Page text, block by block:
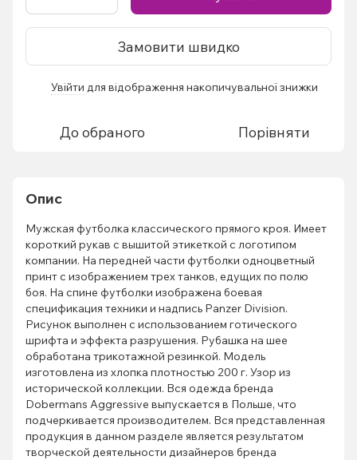
Замовити швидко
Увійти для відображення накопичувальної знижки
До обраного Порівняти
Опис
Мужская футболка классического прямого кроя. Имеет
короткий рукав с вышитой этикеткой с логотипом
компании. На передней части футболки одноцветный
принт с изображением трех танков, едущих по полю
боя. На спине футболки изображена боевая
спецификация техники и надпись Panzer Division.
Рисунок выполнен с использованием готического
шрифта и эффекта разрушения. Рубашка на шее
обработана трикотажной резинкой. Модель
изготовлена ​​из хлопка плотностью 200 г. Узор из
исторической коллекции. Вся одежда бренда
Dobermans Aggressive выпускается в Польше, что
подчеркивается производителем. Вся представленная
продукция в данном разделе является результатом
творческой деятельности дизайнеров бренда